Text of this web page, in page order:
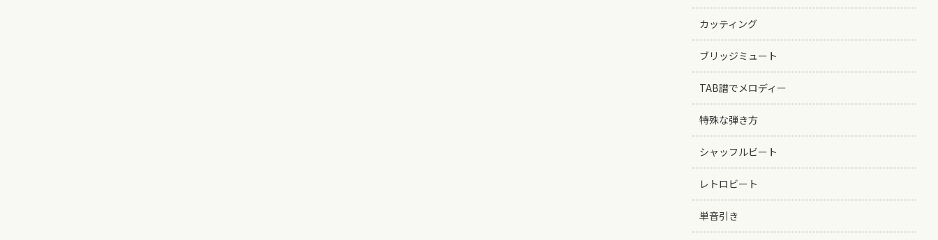
カッティング
ブリッジミュート
TAB譜でメロディー
特殊な弾き方
シャッフルビート
レトロビート
単音引き